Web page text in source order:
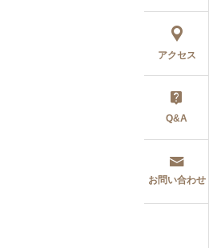
アクセス
Q&A
お問い合わせ